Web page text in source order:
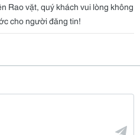
Rao vặt, quý khách vui lòng không
cho người đăng tin!